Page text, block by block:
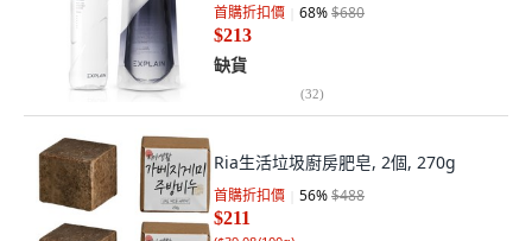
首購折扣價 68%$680
$213
缺貨
(32)
Ria生活垃圾廚房肥皂, 2個, 270g
首購折扣價 56%$488
$211